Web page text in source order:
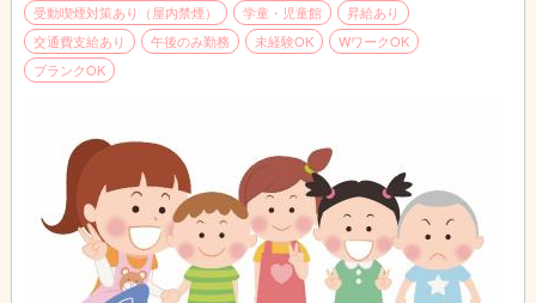
受動喫煙対策あり（屋内禁煙） 学童・児童館
昇給あり
交通費支給あり
午後のみ勤務 未経験OK
WワークOK
ブランクOK